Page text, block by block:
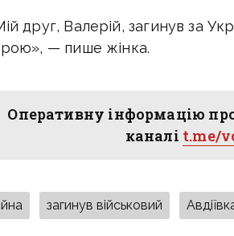
друг, Валерій, загинув за
— пише жінка.
Оперативну інформацію
каналі t.me/
загинув військовий